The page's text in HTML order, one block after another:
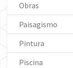
Obras
Paisagismo
Pintura
Piscina